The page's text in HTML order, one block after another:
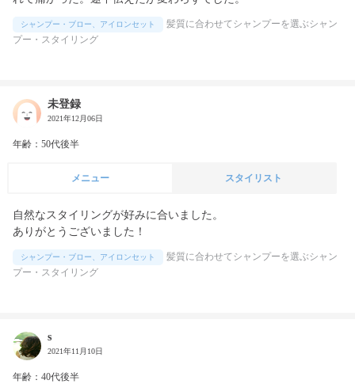
シャンプー・ブロー、アイロンセット
髪質に合わせてシャンプーを選ぶシャン
プー・スタイリング
未登録
2021年12月06日
年齢：50代後半
メニュー スタイリスト
自然なスタイリングが好みに合いました。
ありがとうございました！
シャンプー・ブロー、アイロンセット
髪質に合わせてシャンプーを選ぶシャン
プー・スタイリング
s
2021年11月10日
年齢：40代後半